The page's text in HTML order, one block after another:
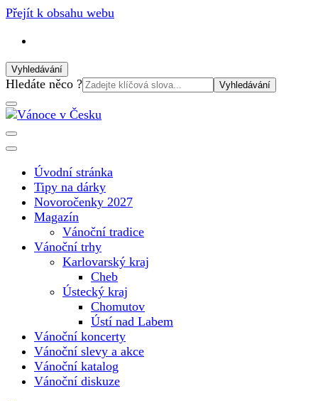
Přejít k obsahu webu
Vyhledávání
Vyhledat:
Hledáte něco ?
Vánoce v Česku
nejkrásnějším svátku v roce v České republice
Úvodní stránka
Tipy na dárky
Novoročenky 2027
Magazín
Vánoční tradice
Vánoční trhy
Karlovarský kraj
Cheb
Ústecký kraj
Chomutov
Ústí nad Labem
Vánoční koncerty
Vánoční slevy a akce
Vánoční katalog
Vánoční diskuze